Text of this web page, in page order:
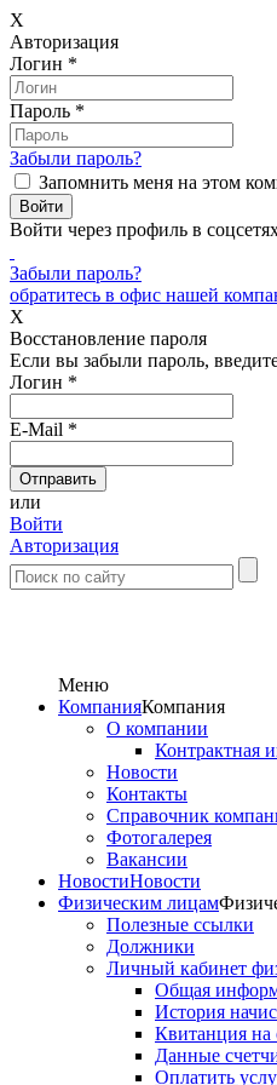
X
Авторизация
Логин *
Пароль *
Забыли пароль?
Запомнить меня на этом
Войти через профиль в
Забыли пароль?
обратитесь в офис нашей
X
Восстановление пароля
Если вы забыли пароль,
Логин *
E-Mail *
или
Войти
Авторизация
Меню
КомпанияКомпания
О компании
Контрактная
Новости
Контакты
Справочник
Фотогалерея
Вакансии
НовостиНовости
Физическим лицам
Полезные ссылки
Должники
Личный кабинет
Общая
История
Квитанция на
Данные
Оплатить